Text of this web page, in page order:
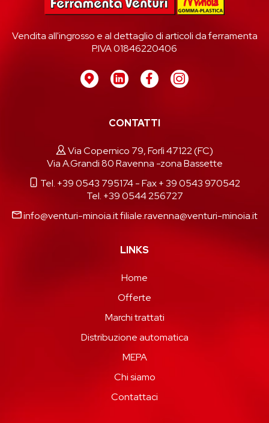
Vendita all'ingrosso e al dettaglio di articoli da ferramenta
P.IVA 01846220406
CONTATTI
Via Copernico 79, Forlì 47122 (FC)
Via A.Grandi 80 Ravenna -zona Bassette
Tel. +39 0543 795174- Fax + 39 0543 970542
Tel. +39 0544 256727
info@venturi-minoia.itfiliale.ravenna@venturi-minoia.it
LINKS
Home
Offerte
Marchi trattati
Distribuzione automatica
MEPA
Chi siamo
Contattaci